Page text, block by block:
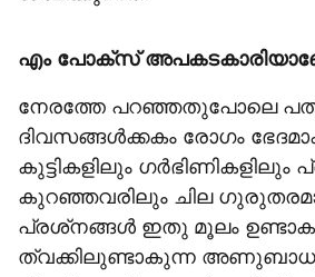
എം പോക്‌സ്
നേരത്തേ പറഞ്ഞതുപോലെ
ദിവസങ്ങള്‍ക്കകം രോഗം
കുട്ടികളിലും ഗര്‍ഭിണികളിലും
കുറഞ്ഞവരിലും ചില
പ്രശ്‌നങ്ങള്‍ ഇതു മൂലം
ത്വക്കിലുണ്ടാകുന്ന അണുബാധ,